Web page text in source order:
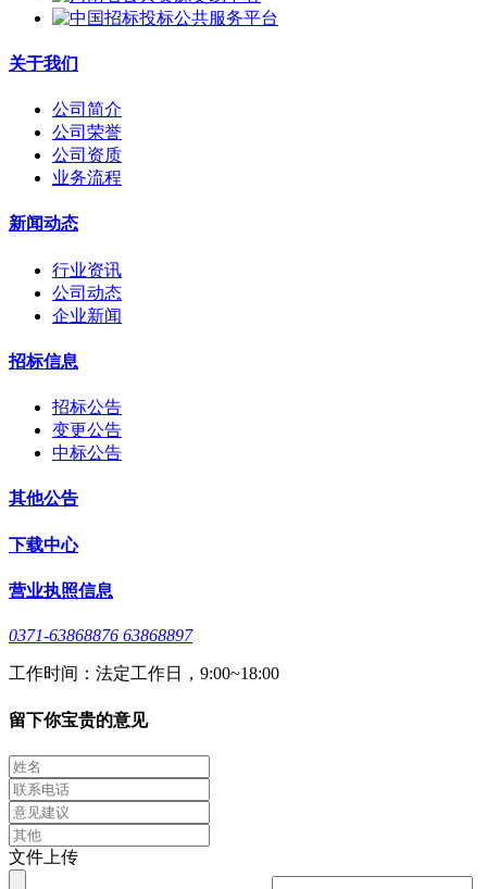
关于我们
公司简介
公司荣誉
公司资质
业务流程
新闻动态
行业资讯
公司动态
企业新闻
招标信息
招标公告
变更公告
中标公告
其他公告
下载中心
营业执照信息
0371-63868876 63868897
工作时间：法定工作日，9:00~18:00
留下你宝贵的意见
文件上传